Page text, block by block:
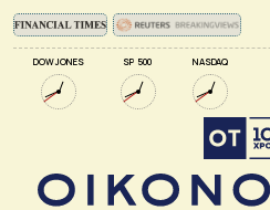
DOW JONES SP 500 NASDAQ